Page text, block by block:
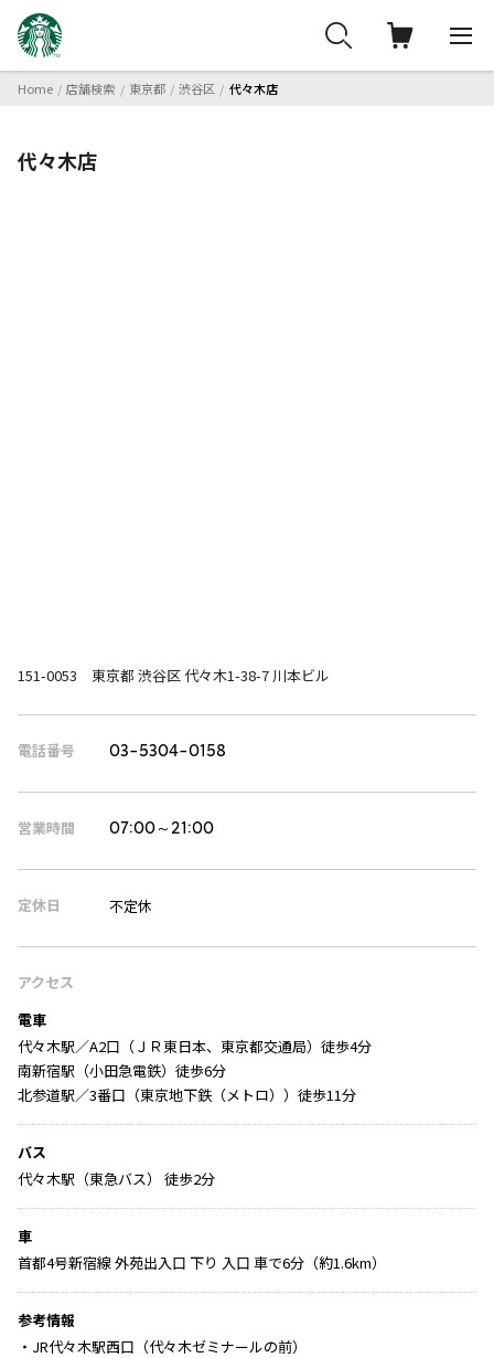
Home 店舗検索 東京都 渋谷区 代々木店
代々木店
151-0053 東京都 渋谷区 代々木1-38-7 川本ビル
電話番号 03-5304-0158
営業時間 07:00～21:00
定休日 不定休
アクセス
電車
代々木駅／A2口（ＪＲ東日本、東京都交通局）徒歩4分
南新宿駅（小田急電鉄）徒歩6分
北参道駅／3番口（東京地下鉄（メトロ））徒歩11分
バス
代々木駅（東急バス） 徒歩2分
車
首都4号新宿線 外苑出入口 下り 入口 車で6分（約1.6km）
参考情報
・JR代々木駅西口（代々木ゼミナールの前）